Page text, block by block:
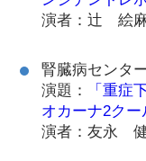
演者：辻 絵
腎臓病センタ
演題：
「重症
オカーナ2クー
演者：友永